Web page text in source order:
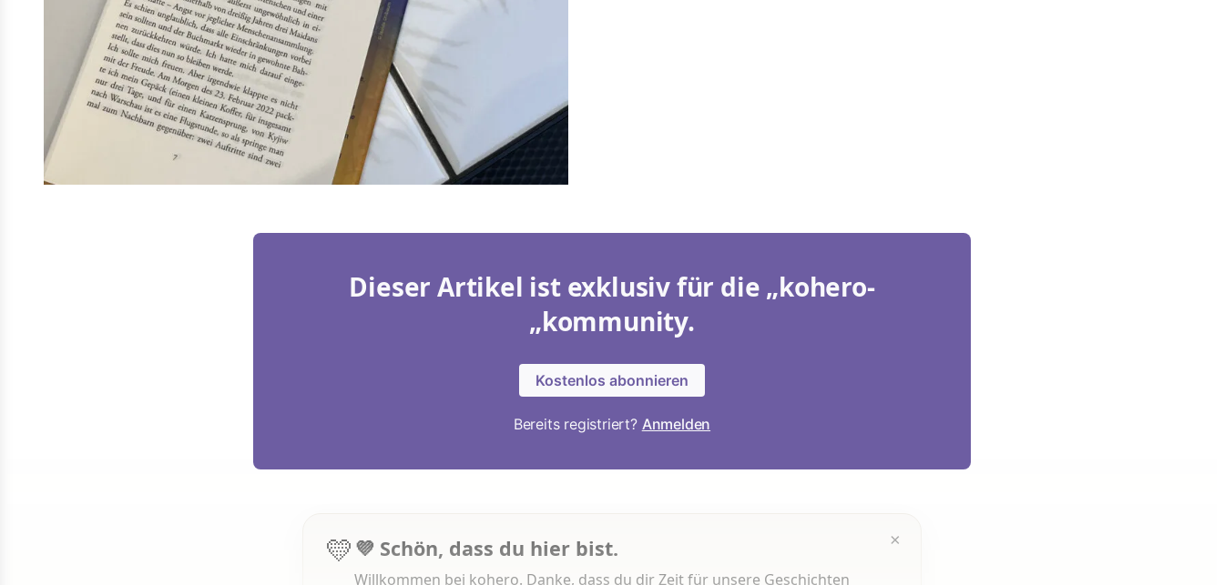
Dieser Artikel ist exklusiv für die „kohero-
„kommunity.
Kostenlos abonnieren
Bereits registriert? Anmelden
×
💛 💜 Schön, dass du hier bist.
Willkommen bei kohero. Danke, dass du dir Zeit für unsere Geschichten